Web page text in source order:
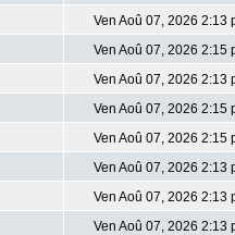
Ven Aoû 07, 2026 2:13
Ven Aoû 07, 2026 2:15
Ven Aoû 07, 2026 2:13
Ven Aoû 07, 2026 2:15
Ven Aoû 07, 2026 2:15
Ven Aoû 07, 2026 2:13
Ven Aoû 07, 2026 2:13
Ven Aoû 07, 2026 2:13